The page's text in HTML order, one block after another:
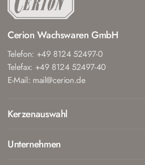
Cerion Wachswaren GmbH
Telefon: +49 8124 52497-0
Telefax: +49 8124 52497-40
E-Mail: mail@cerion.de
Kerzenauswahl
Unternehmen